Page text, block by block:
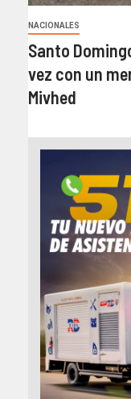
NACIONALES
Santo
vez con un
Mivhed